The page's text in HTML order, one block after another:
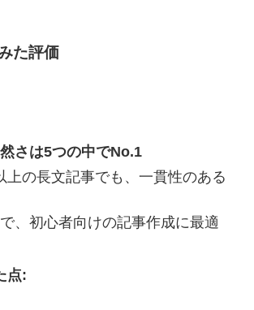
た評価
さは5つの中でNo.1
上の長文記事でも、一貫性のある
、初心者向けの記事作成に最適
点: